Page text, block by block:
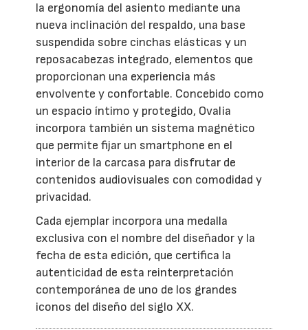
la ergonomía del asiento mediante una
nueva inclinación del respaldo, una base
suspendida sobre cinchas elásticas y un
reposacabezas integrado, elementos que
proporcionan una experiencia más
envolvente y confortable. Concebido como
un espacio íntimo y protegido, Ovalia
incorpora también un sistema magnético
que permite fijar un smartphone en el
interior de la carcasa para disfrutar de
contenidos audiovisuales con comodidad y
privacidad.
Cada ejemplar incorpora una medalla
exclusiva con el nombre del diseñador y la
fecha de esta edición, que certifica la
autenticidad de esta reinterpretación
contemporánea de uno de los grandes
iconos del diseño del siglo XX.